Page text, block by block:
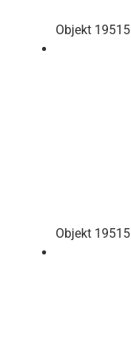
Objekt 19515
Objekt 19515